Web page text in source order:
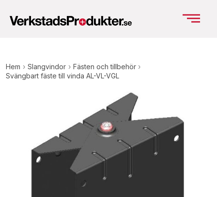
Hem › Slangvindor › Fästen och tillbehör ›
Svängbart fäste till vinda AL-VL-VGL